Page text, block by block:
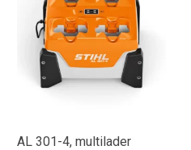
AL 301-4, multilader